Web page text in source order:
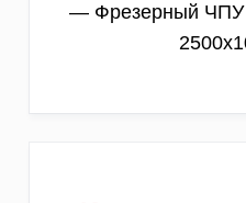
— Фрезерный ЧПУ